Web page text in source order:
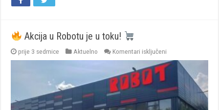
Akcija u Robotu je u toku!
prije 3 sedmice Aktuelno Komentari isključeni
Akcija
je
u
toku!